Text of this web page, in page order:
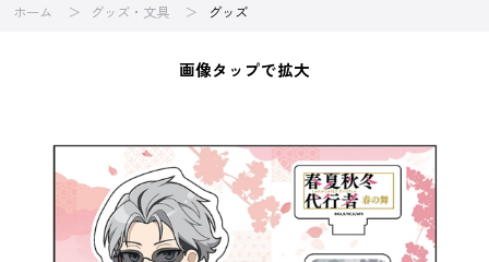
ホーム グッズ・文具 グッズ
画像タップで拡大